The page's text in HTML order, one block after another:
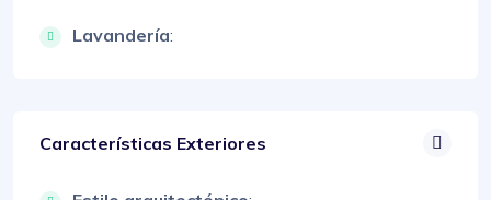
Lavandería:
Características Exteriores